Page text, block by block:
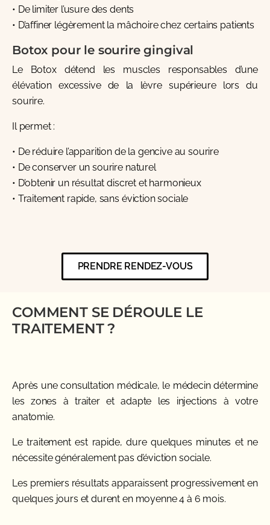
• De limiter l’usure des dents
• D’affiner légèrement la mâchoire chez certains patients
Botox pour le sourire gingival
Le Botox détend les muscles responsables d’une
élévation excessive de la lèvre supérieure lors du
sourire.
Il permet :
• De réduire l’apparition de la gencive au sourire
• De conserver un sourire naturel
• D’obtenir un résultat discret et harmonieux
• Traitement rapide, sans éviction sociale
PRENDRE RENDEZ-VOUS
COMMENT SE DÉROULE LE
TRAITEMENT ?
Après une consultation médicale, le médecin détermine
les zones à traiter et adapte les injections à votre
anatomie.
Le traitement est rapide, dure quelques minutes et ne
nécessite généralement pas d’éviction sociale.
Les premiers résultats apparaissent progressivement en
quelques jours et durent en moyenne 4 à 6 mois.